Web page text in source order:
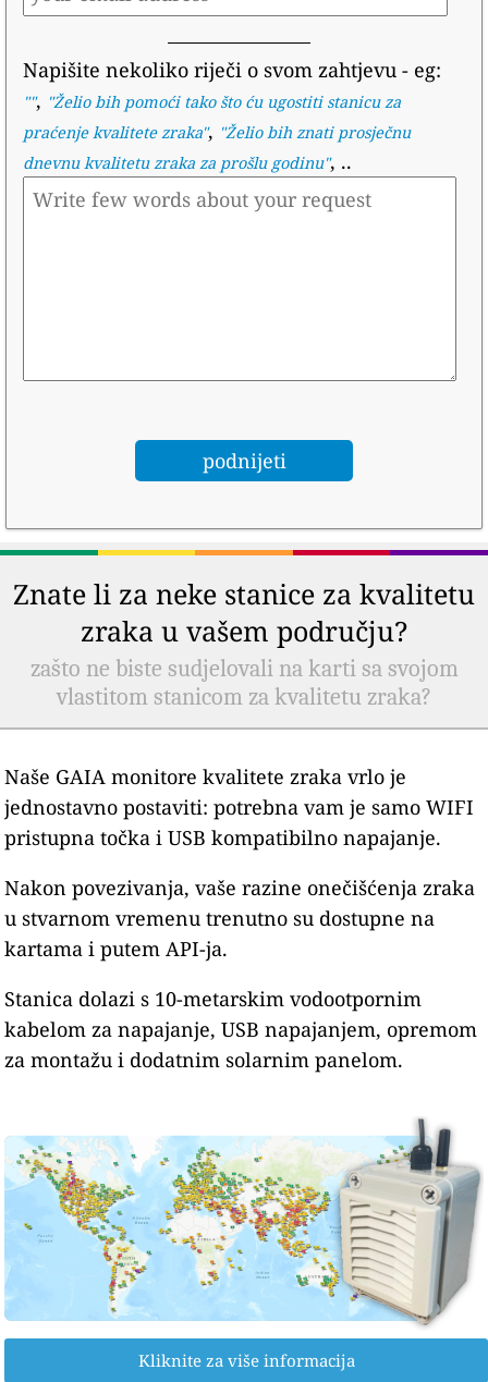
Napišite nekoliko riječi o svom zahtjevu- eg:
"", "Želio bih pomoći tako što ću ugostiti stanicu za
praćenje kvalitete zraka", "Želio bih znati prosječnu
dnevnu kvalitetu zraka za prošlu godinu", ..
Znate li za neke stanice za kvalitetu
zraka u vašem području?
zašto ne biste sudjelovali na karti sa svojom
vlastitom stanicom za kvalitetu zraka?
Naše GAIA monitore kvalitete zraka vrlo je
jednostavno postaviti: potrebna vam je samo WIFI
pristupna točka i USB kompatibilno napajanje.
Nakon povezivanja, vaše razine onečišćenja zraka
u stvarnom vremenu trenutno su dostupne na
kartama i putem API-ja.
Stanica dolazi s 10-metarskim vodootpornim
kabelom za napajanje, USB napajanjem, opremom
za montažu i dodatnim solarnim panelom.
Kliknite za više informacija